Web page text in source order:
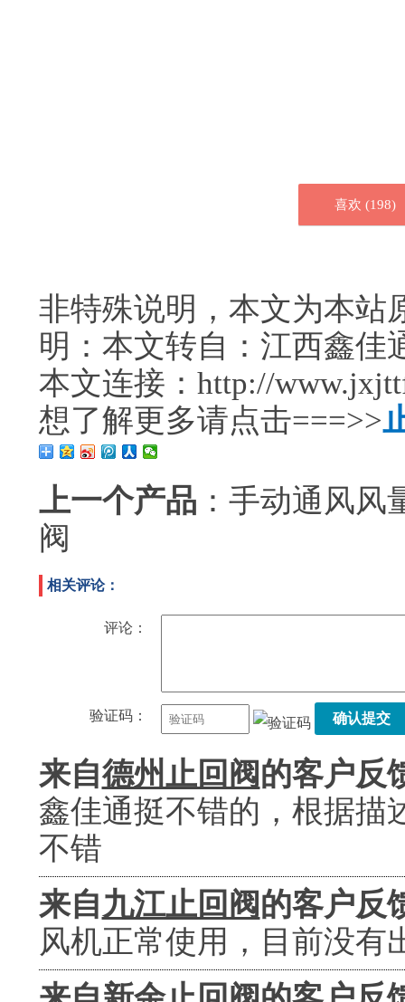
喜欢 (198)
非特殊说明，本文为本站
明：本文转自：江西鑫佳
本文连接：http://
想了解更多请点击===>>
上一个产品 ： 手动通风风
阀
相关评论：
评论：
验证码： 确认提交
来自德州止回阀的客户反
鑫佳通挺不错的，根据描
不错
来自九江止回阀的客户反
风机正常使用，目前没有